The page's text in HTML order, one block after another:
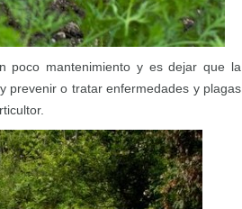
poco mantenimiento y es dejar que la
prevenir o tratar enfermedades y plagas